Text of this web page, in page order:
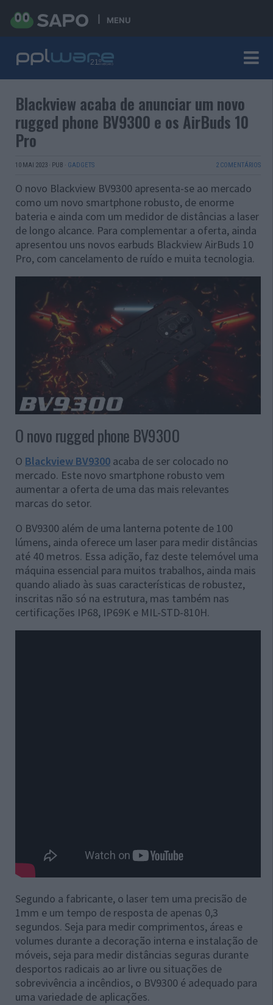
MENU
Blackview acaba de anunciar um novo
rugged phone BV9300 e os AirBuds 10
Pro
10 MAI 2023 · PUB · GADGETS 2 COMENTÁRIOS
O novo Blackview BV9300 apresenta-se ao mercado
como um novo smartphone robusto, de enorme
bateria e ainda com um medidor de distâncias a laser
de longo alcance. Para complementar a oferta, ainda
apresentou uns novos earbuds Blackview AirBuds 10
Pro, com cancelamento de ruído e muita tecnologia.
O novo rugged phone BV9300
O Blackview BV9300 acaba de ser colocado no
mercado. Este novo smartphone robusto vem
aumentar a oferta de uma das mais relevantes
marcas do setor.
O BV9300 além de uma lanterna potente de 100
lúmens, ainda oferece um laser para medir distâncias
até 40 metros. Essa adição, faz deste telemóvel uma
máquina essencial para muitos trabalhos, ainda mais
quando aliado às suas características de robustez,
inscritas não só na estrutura, mas também nas
certificações IP68, IP69K e MIL-STD-810H.
Segundo a fabricante, o laser tem uma precisão de
1mm e um tempo de resposta de apenas 0,3
segundos. Seja para medir comprimentos, áreas e
volumes durante a decoração interna e instalação de
móveis, seja para medir distâncias seguras durante
desportos radicais ao ar livre ou situações de
sobrevivência a incêndios, o BV9300 é adequado para
uma variedade de aplicações.